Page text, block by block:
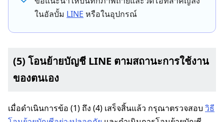
ในอัลบั้ม LINE หรือในอุปกรณ์
(5) โอนย้ายบัญชี LINE ตามสถานะการใช้งาน
ของตนเอง
เมื่อดำเนินการข้อ (1) ถึง (4) เสร็จสิ้นแล้ว กรุณาตรวจสอบ วิธี